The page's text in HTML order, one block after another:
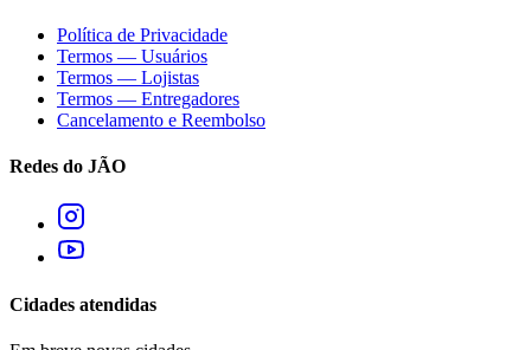
Política de Privacidade
Termos — Usuários
Termos — Lojistas
Termos — Entregadores
Cancelamento e Reembolso
Redes do JÃO
Cidades atendidas